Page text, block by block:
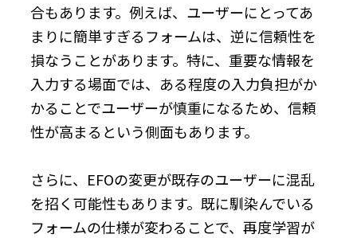
合もあります。例えば、ユーザーにとってあ
まりに簡単すぎるフォームは、逆に信頼性を
損なうことがあります。特に、重要な情報を
入力する場面では、ある程度の入力負担がか
かることでユーザーが慎重になるため、信頼
性が高まるという側面もあります。
さらに、EFOの変更が既存のユーザーに混乱
を招く可能性もあります。既に馴染んでいる
フォームの仕様が変わることで、再度学習が